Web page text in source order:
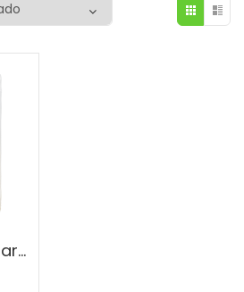
Levadura Desamargada 300 g Natursana